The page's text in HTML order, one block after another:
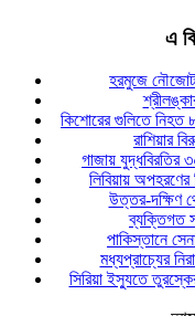
এ
হরমুজে নৌজোট
কিশোরের গুলিতে নিহত
রাশিয়ার
গাজায় যুদ্ধবিরতির
লিবিয়ায় অপহরণের
উত্তর-দক্ষিণ
ব্যক্তিগত
পাকিস্তানে
মধ্যপ্রাচ্যের
সিরিয়া ইস্যুতে